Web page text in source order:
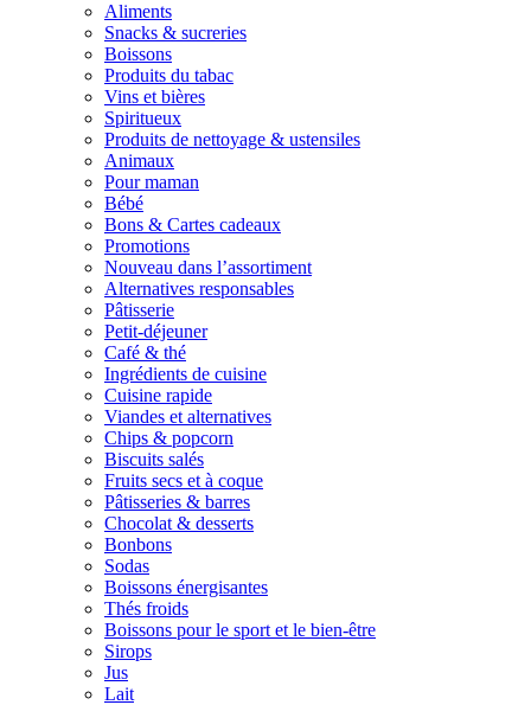
Aliments
Snacks & sucreries
Boissons
Produits du tabac
Vins et bières
Spiritueux
Produits de nettoyage & ustensiles
Animaux
Pour maman
Bébé
Bons & Cartes cadeaux
Promotions
Nouveau dans l’assortiment
Alternatives responsables
Pâtisserie
Petit-déjeuner
Café & thé
Ingrédients de cuisine
Cuisine rapide
Viandes et alternatives
Chips & popcorn
Biscuits salés
Fruits secs et à coque
Pâtisseries & barres
Chocolat & desserts
Bonbons
Sodas
Boissons énergisantes
Thés froids
Boissons pour le sport et le bien-être
Sirops
Jus
Lait